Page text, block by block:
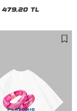
479,20 TL